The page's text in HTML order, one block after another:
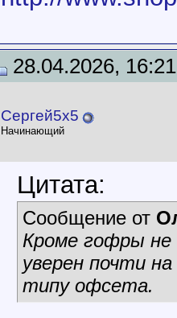
28.04.2026, 16:21
Сергей5х5
Начинающий
Цитата:
Сообщение от
Кроме гофры не
уверен почти
типу офсета.